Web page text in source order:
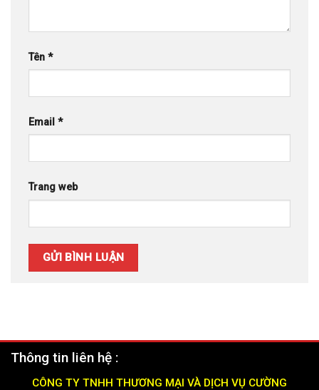
Tên *
Email *
Trang web
Thông tin liên hệ :
CÔNG TY TNHH THƯƠNG MẠI VÀ DỊCH VỤ CƯỜNG